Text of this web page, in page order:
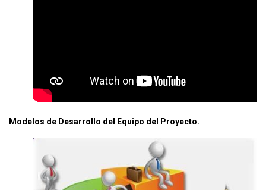
Modelos de Desarrollo del Equipo del Proyecto.